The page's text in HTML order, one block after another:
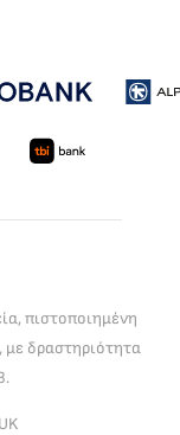
πιστοποιημένη
δραστηριότητα